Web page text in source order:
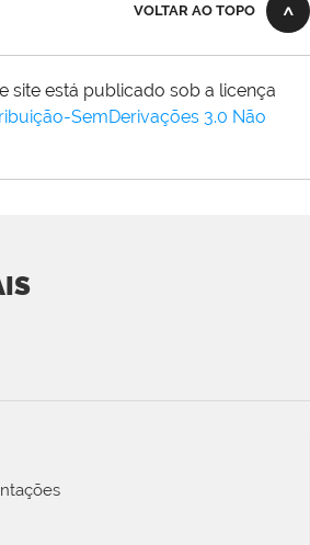
VOLTAR AO TOPO
site está publicado sob a licença
SemDerivações 3.0 Não